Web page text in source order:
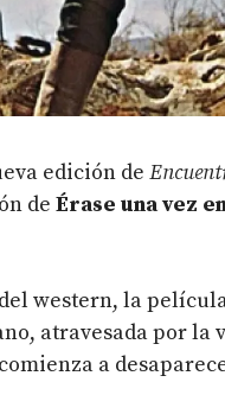
edición de
de Érase una vez
western, la
atravesada por
a